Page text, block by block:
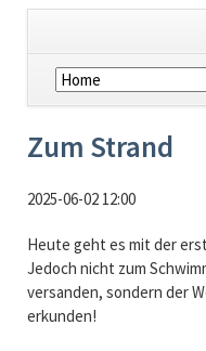
Navigation
überspringen
Zum Strand
2025-06-02 12:00
Heute geht es mit der
Jedoch nicht zum
versanden, sondern der
erkunden!